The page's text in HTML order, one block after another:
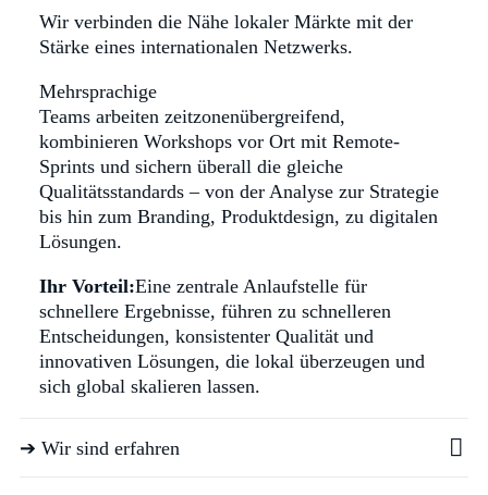
Wir verbinden die Nähe lokaler Märkte mit der
Stärke eines internationalen Netzwerks.
Mehrsprachige
Teams arbeiten zeitzonenübergreifend,
kombinieren Workshops vor Ort mit Remote-
Sprints und sichern überall die gleiche
Qualitätsstandards – von der Analyse zur Strategie
bis hin zum Branding, Produktdesign, zu digitalen
Lösungen.
Ihr Vorteil:Eine zentrale Anlaufstelle für
schnellere Ergebnisse, führen zu schnelleren
Entscheidungen, konsistenter Qualität und
innovativen Lösungen, die lokal überzeugen und
sich global skalieren lassen.
➔ Wir sind erfahren